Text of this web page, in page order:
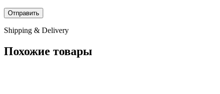
Shipping & Delivery
Похожие товары